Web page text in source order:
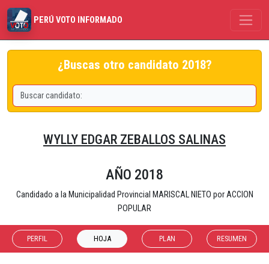
PERÚ VOTO INFORMADO
¿Buscas otro candidato 2018?
WYLLY EDGAR ZEBALLOS SALINAS
AÑO 2018
Candidado a la Municipalidad Provincial MARISCAL NIETO por ACCION
POPULAR
PERFIL HOJA PLAN RESUMEN